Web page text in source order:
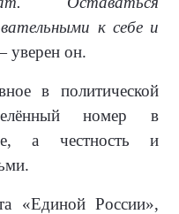
к себе и
он.
в политической
номер в
а честность и
«Единой России»,